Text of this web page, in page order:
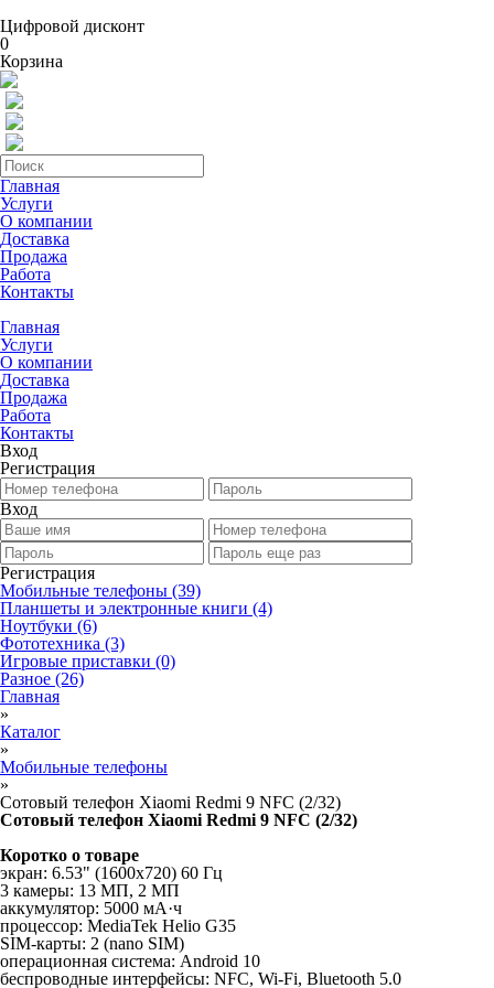
Цифровой дисконт
0
Корзина
Главная
Услуги
О компании
Доставка
Продажа
Работа
Контакты
Главная
Услуги
О компании
Доставка
Продажа
Работа
Контакты
Вход
Регистрация
Вход
Регистрация
Мобильные телефоны (39)
Планшеты и электронные книги (4)
Ноутбуки (6)
Фототехника (3)
Игровые приставки (0)
Разное (26)
Главная
»
Каталог
»
Мобильные телефоны
»
Сотовый телефон Xiaomi Redmi 9 NFC (2/32)
Сотовый телефон Xiaomi Redmi 9 NFC (2/32)
Коротко о товаре
экран: 6.53" (1600x720) 60 Гц
3 камеры: 13 МП, 2 МП
аккумулятор: 5000 мА·ч
процессор: MediaTek Helio G35
SIM-карты: 2 (nano SIM)
операционная система: Android 10
беспроводные интерфейсы: NFC, Wi-Fi, Bluetooth 5.0